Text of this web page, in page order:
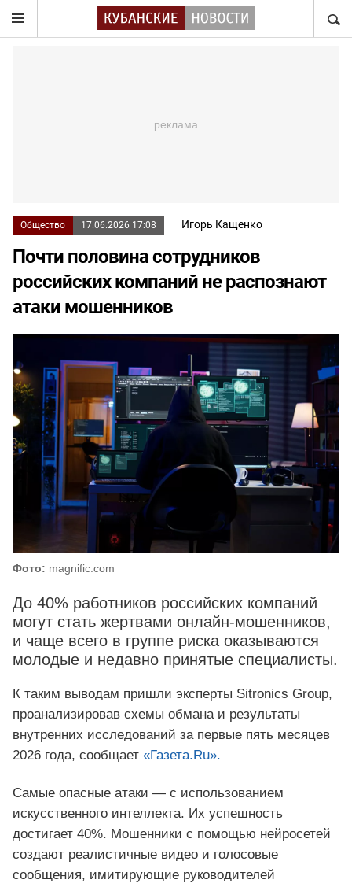
Общество 17.06.2026 17:08 Игорь Кащенко
Почти половина сотрудников
российских компаний не распознают
атаки мошенников
Фото: magnific.com
До 40% работников российских компаний
могут стать жертвами онлайн-мошенников,
и чаще всего в группе риска оказываются
молодые и недавно принятые специалисты.
К таким выводам пришли эксперты Sitronics Group,
проанализировав схемы обмана и результаты
внутренних исследований за первые пять месяцев
2026 года, сообщает «Газета.Ru».
Самые опасные атаки — с использованием
искусственного интеллекта. Их успешность
достигает 40%. Мошенники с помощью нейросетей
создают реалистичные видео и голосовые
сообщения, имитирующие руководителей